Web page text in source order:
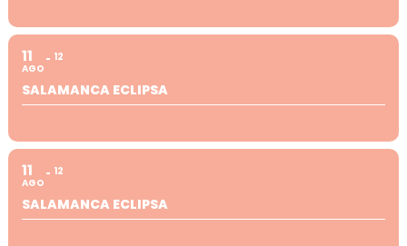
11
AGO
12
SALAMANCA ECLIPSA
11
AGO
12
SALAMANCA ECLIPSA